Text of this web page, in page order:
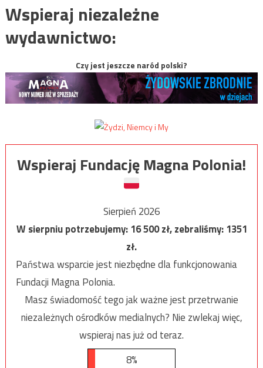
Wspieraj niezależne
wydawnictwo:
Czy jest jeszcze naród polski?
Wspieraj Fundację Magna Polonia!
Sierpień 2026
W sierpniu potrzebujemy:16 500zł, zebraliśmy:1351
zł.
Państwa wsparcie jest niezbędne dla funkcjonowania
Fundacji Magna Polonia.
Masz świadomość tego jak ważne jest przetrwanie
niezależnych ośrodków medialnych? Nie zwlekaj więc,
wspieraj nas już od teraz.
8%